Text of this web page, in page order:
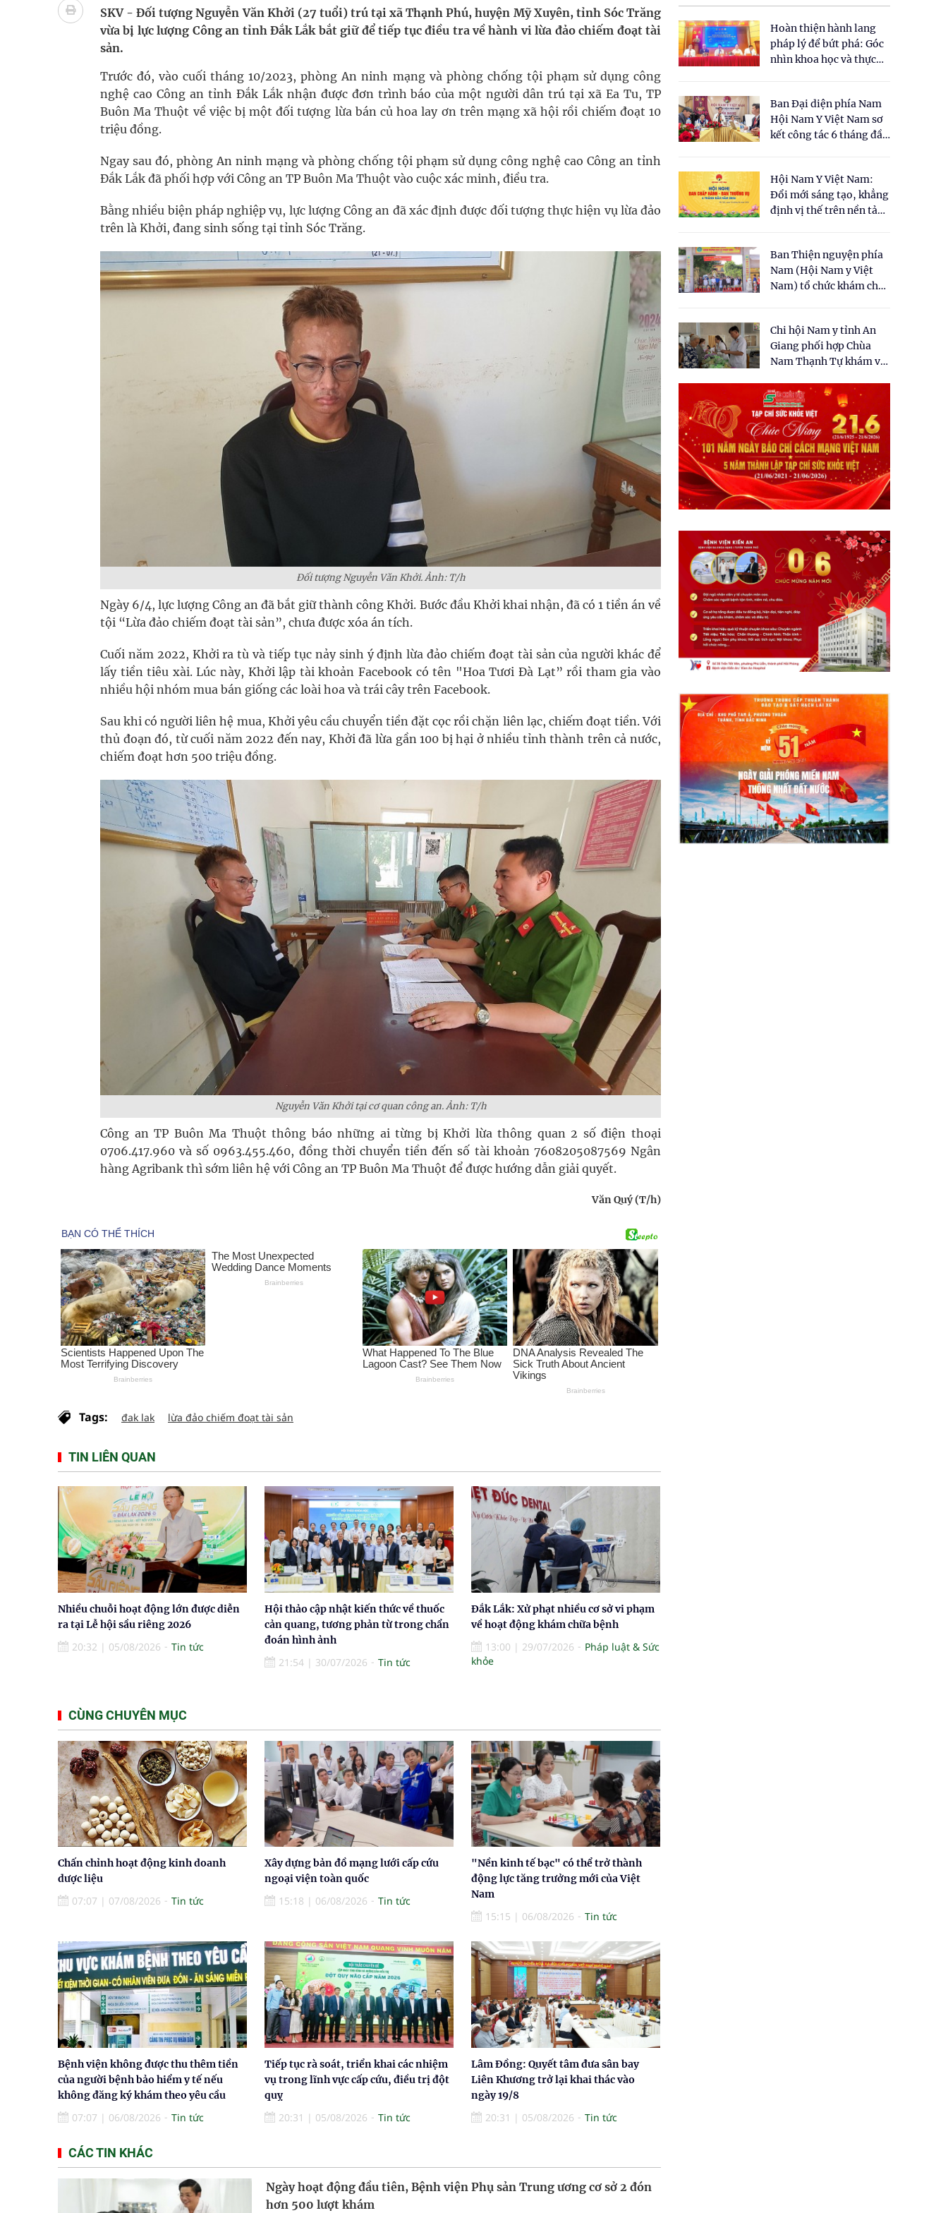
Không chỉ cắt tóc, Đông Tây Barbershop dành nguồn lực cho môi trường và cộng đồng
Bệnh viện không được thu thêm tiền của người bệnh bảo hiểm y tế nếu không đăng ký khám theo yêu
Ung thư thận: Nguy hiểm vì tiến triển quá âm thầm
Nhiều chuỗi hoạt động lớn được diễn ra tại Lễ hội sầu riêng 2026
Chấn chỉnh hoạt động kinh doanh dược liệu
SKV - Đối tượng Nguyễn Văn Khởi (27 tuổi) trú tại xã Thạnh Phú, huyện Mỹ Xuyên, tỉnh Sóc Trăng
vừa bị lực lượng Công an tỉnh Đắk Lắk bắt giữ để tiếp tục điều tra về hành vi lừa đảo chiếm đoạt tài
sản.
Trước đó, vào cuối tháng 10/2023, phòng An ninh mạng và phòng chống tội phạm sử dụng công
nghệ cao Công an tỉnh Đắk Lắk nhận được đơn trình báo của một người dân trú tại xã Ea Tu, TP
Buôn Ma Thuột về việc bị một đối tượng lừa bán củ hoa lay ơn trên mạng xã hội rồi chiếm đoạt 10
triệu đồng.
Ngay sau đó, phòng An ninh mạng và phòng chống tội phạm sử dụng công nghệ cao Công an tỉnh
Đắk Lắk đã phối hợp với Công an TP Buôn Ma Thuột vào cuộc xác minh, điều tra.
Bằng nhiều biện pháp nghiệp vụ, lực lượng Công an đã xác định được đối tượng thực hiện vụ lừa đảo
trên là Khởi, đang sinh sống tại tỉnh Sóc Trăng.
Đối tượng Nguyễn Văn Khởi. Ảnh: T/h
Ngày 6/4, lực lượng Công an đã bắt giữ thành công Khởi. Bước đầu Khởi khai nhận, đã có 1 tiền án về
tội “Lừa đảo chiếm đoạt tài sản”, chưa được xóa án tích.
Cuối năm 2022, Khởi ra tù và tiếp tục nảy sinh ý định lừa đảo chiếm đoạt tài sản của người khác để
lấy tiền tiêu xài. Lúc này, Khởi lập tài khoản Facebook có tên "Hoa Tươi Đà Lạt” rồi tham gia vào
nhiều hội nhóm mua bán giống các loài hoa và trái cây trên Facebook.
Sau khi có người liên hệ mua, Khởi yêu cầu chuyển tiền đặt cọc rồi chặn liên lạc, chiếm đoạt tiền. Với
thủ đoạn đó, từ cuối năm 2022 đến nay, Khởi đã lừa gần 100 bị hại ở nhiều tỉnh thành trên cả nước,
chiếm đoạt hơn 500 triệu đồng.
Nguyễn Văn Khởi tại cơ quan công an. Ảnh: T/h
Công an TP Buôn Ma Thuột thông báo những ai từng bị Khởi lừa thông quan 2 số điện thoại
0706.417.960 và số 0963.455.460, đồng thời chuyển tiền đến số tài khoản 7608205087569 Ngân
hàng Agribank thì sớm liên hệ với Công an TP Buôn Ma Thuột để được hướng dẫn giải quyết.
Văn Quý (T/h)
Tags: đak lak lừa đảo chiếm đoạt tài sản
TIN LIÊN QUAN
Nhiều chuỗi hoạt động lớn được diễn
ra tại Lễ hội sầu riêng 2026
20:32 | 05/08/2026 Tin tức
Hội thảo cập nhật kiến thức về thuốc
cản quang, tương phản từ trong chẩn
đoán hình ảnh
21:54 | 30/07/2026 Tin tức
Đắk Lắk: Xử phạt nhiều cơ sở vi phạm
về hoạt động khám chữa bệnh
13:00 | 29/07/2026
Pháp luật & Sức
khỏe
CÙNG CHUYÊN MỤC
Chấn chỉnh hoạt động kinh doanh
dược liệu
07:07 | 07/08/2026 Tin tức
Xây dựng bản đồ mạng lưới cấp cứu
ngoại viện toàn quốc
15:18 | 06/08/2026 Tin tức
"Nền kinh tế bạc" có thể trở thành
động lực tăng trưởng mới của Việt
Nam
15:15 | 06/08/2026 Tin tức
Bệnh viện không được thu thêm tiền
của người bệnh bảo hiểm y tế nếu
không đăng ký khám theo yêu cầu
07:07 | 06/08/2026 Tin tức
Tiếp tục rà soát, triển khai các nhiệm
vụ trong lĩnh vực cấp cứu, điều trị đột
quỵ
20:31 | 05/08/2026 Tin tức
Lâm Đồng: Quyết tâm đưa sân bay
Liên Khương trở lại khai thác vào
ngày 19/8
20:31 | 05/08/2026 Tin tức
CÁC TIN KHÁC
Ngày hoạt động đầu tiên, Bệnh viện Phụ sản Trung ương cơ sở 2 đón
hơn 500 lượt khám
Hoàn thiện hành lang
pháp lý để bứt phá: Góc
nhìn khoa học và thực
cho Luật Y dược cổ
truyền Việt Nam"
Ban Đại diện phía Nam
Hội Nam Y Việt Nam sơ
kết công tác 6 tháng đầu
Hội Nam Y Việt Nam:
Đổi mới sáng tạo, khẳng
định vị thế trên nền tảng
Ban Thiện nguyện phía
Nam (Hội Nam y Việt
Nam) tổ chức khám chữa
dân tại xã Tân Tập
Chi hội Nam y tỉnh An
Giang phối hợp Chùa
Nam Thạnh Tự khám và
nhân dân